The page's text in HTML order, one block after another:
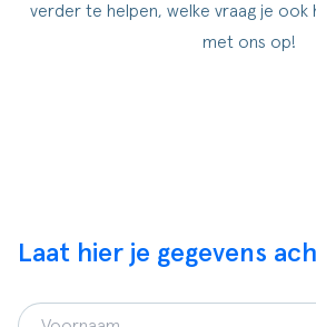
Downloads
aanpak
doelen
verder te helpen, welke vraag je
met ons op!
Laat hier je gegevens